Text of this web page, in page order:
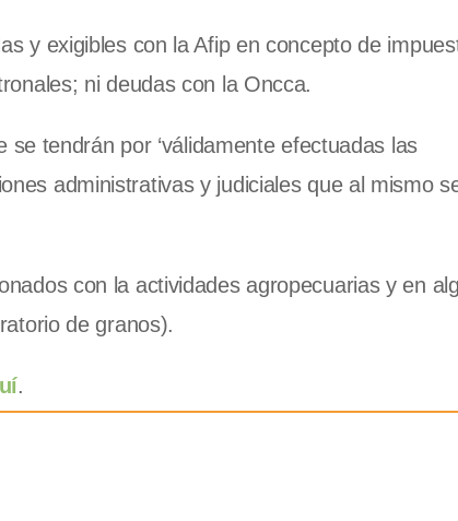
y exigibles con la Afip en concepto de
ni deudas con la Oncca.
se tendrán por ‘válidamente efectuadas las
administrativas y judiciales que al mismo
con la actividades agropecuarias y en
de granos).
.